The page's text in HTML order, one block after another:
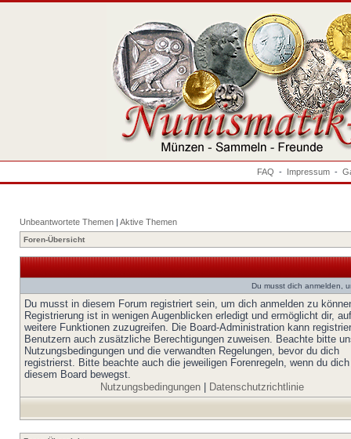
FAQ - Impressum -
Unbeantwortete Themen | Aktive Themen
Foren-Übersicht
Du musst dich anmelden,
Du musst in diesem Forum registriert sein, um dich anmelden zu
Registrierung ist in wenigen Augenblicken erledigt und ermöglicht dir, auf
weitere Funktionen zuzugreifen. Die Board-Administration kann
Benutzern auch zusätzliche Berechtigungen zuweisen. Beachte bitte
Nutzungsbedingungen und die verwandten Regelungen, bevor du dich
registrierst. Bitte beachte auch die jeweiligen Forenregeln, wenn du
diesem Board bewegst.
Nutzungsbedingungen| Datenschutzrichtlinie